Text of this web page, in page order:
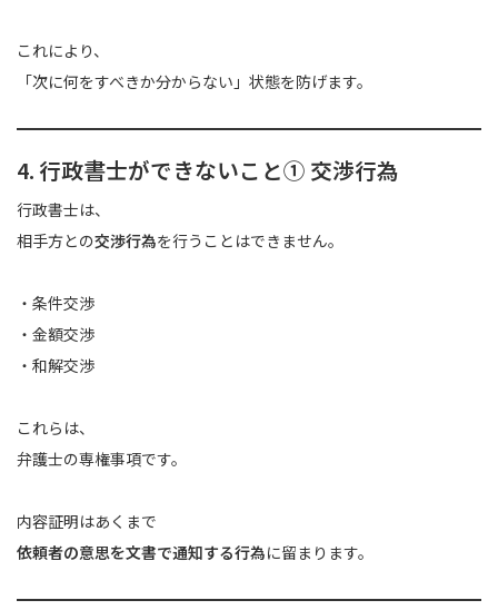
これにより、
「次に何をすべきか分からない」状態を防げます。
4. 行政書士ができないこと① 交渉行為
行政書士は、
相手方との交渉行為を行うことはできません。
・条件交渉
・金額交渉
・和解交渉
これらは、
弁護士の専権事項です。
内容証明はあくまで
依頼者の意思を文書で通知する行為に留まります。